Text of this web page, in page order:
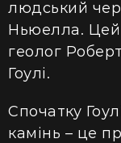
людський
Ньюелла. Цей
геолог
Гоулі.
Спочатку
камінь – це